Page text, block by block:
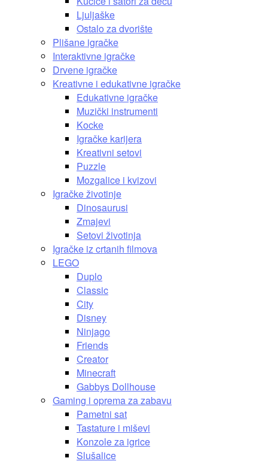
Ljuljaške
Ostalo za dvorište
Plišane igračke
Interaktivne igračke
Drvene igračke
Kreativne i edukativne igračke
Edukativne igračke
Muzički instrumenti
Kocke
Igračke karijera
Kreativni setovi
Puzzle
Mozgalice i kvizovi
Igračke životinje
Dinosaurusi
Zmajevi
Setovi životinja
Igračke iz crtanih filmova
LEGO
Duplo
Classic
City
Disney
Ninjago
Friends
Creator
Minecraft
Gabbys Dollhouse
Gaming i oprema za zabavu
Pametni sat
Tastature i miševi
Konzole za igrice
Slušalice